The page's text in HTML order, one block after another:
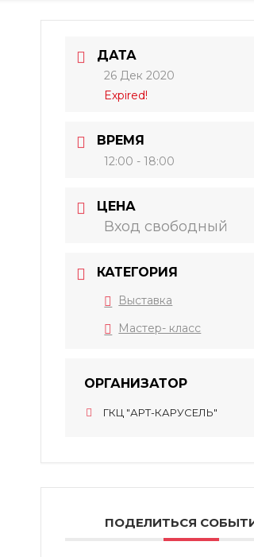
ДАТА
26 Дек 2020
Expired!
ВРЕМЯ
12:00 - 18:00
ЦЕНА
Вход свободный
КАТЕГОРИЯ
Выставка
Мастер- класс
ОРГАНИЗАТОР
ГКЦ "АРТ-КАРУСЕЛЬ"
ПОДЕЛИТЬСЯ